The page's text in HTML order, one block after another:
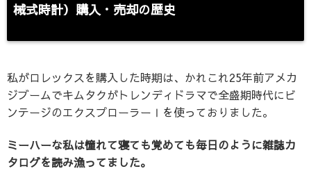
械式時計）購入・売却の歴史
私がロレックスを購入した時期は、かれこれ25年前アメカ
ジブームでキムタクがトレンディドラマで全盛期時代にビ
ンテージのエクスプローラーⅠを使っておりました。
ミーハーな私は憧れて寝ても覚めても毎日のように雑誌カ
タログを読み漁ってました。